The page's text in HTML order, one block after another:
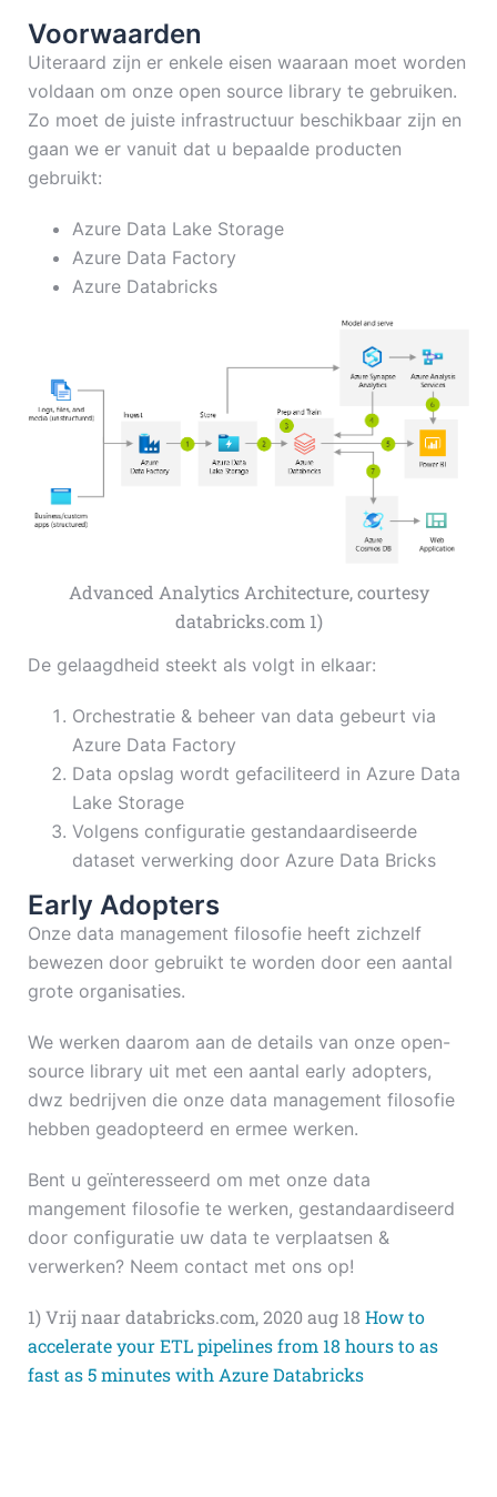
Voorwaarden
Uiteraard zijn er enkele eisen waaraan moet worden
voldaan om onze open source library te gebruiken.
Zo moet de juiste infrastructuur beschikbaar zijn en
gaan we er vanuit dat u bepaalde producten
gebruikt:
Azure Data Lake Storage
Azure Data Factory
Azure Databricks
Advanced Analytics Architecture, courtesy
databricks.com 1)
De gelaagdheid steekt als volgt in elkaar:
Orchestratie & beheer van data gebeurt via
Azure Data Factory
Data opslag wordt gefaciliteerd in Azure Data
Lake Storage
Volgens configuratie gestandaardiseerde
dataset verwerking door Azure Data Bricks
Early Adopters
Onze data management filosofie heeft zichzelf
bewezen door gebruikt te worden door een aantal
grote organisaties.
We werken daarom aan de details van onze open-
source library uit met een aantal early adopters,
dwz bedrijven die onze data management filosofie
hebben geadopteerd en ermee werken.
Bent u geïnteresseerd om met onze data
mangement filosofie te werken, gestandaardiseerd
door configuratie uw data te verplaatsen &
verwerken? Neem contact met ons op!
1) Vrij naar databricks.com, 2020 aug 18 How to
accelerate your ETL pipelines from 18 hours to as
fast as 5 minutes with Azure Databricks